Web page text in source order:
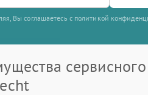
Вы соглашаетесь с политикой